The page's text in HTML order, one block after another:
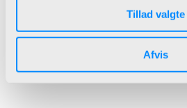
Tillad valgte
Afvis
Microsoft Dynamics
Central